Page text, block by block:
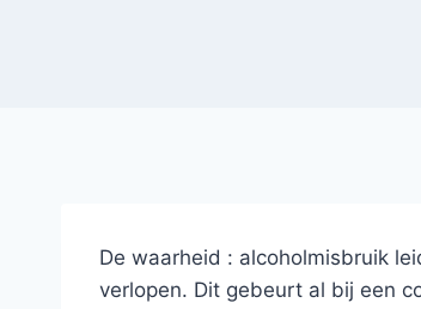
De waarheid : alcoholmisbruik
verlopen. Dit gebeurt al bij een